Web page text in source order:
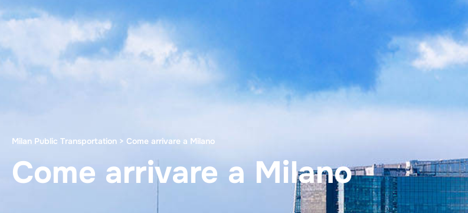
Milan Public Transportation > Come arrivare a Milano
Come arrivare a Milano